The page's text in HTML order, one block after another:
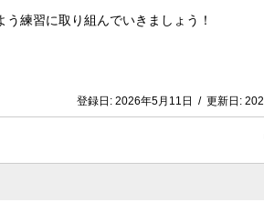
練習に取り組んでいきましょう！
登録日: 2026年5月11日 / 更新日: